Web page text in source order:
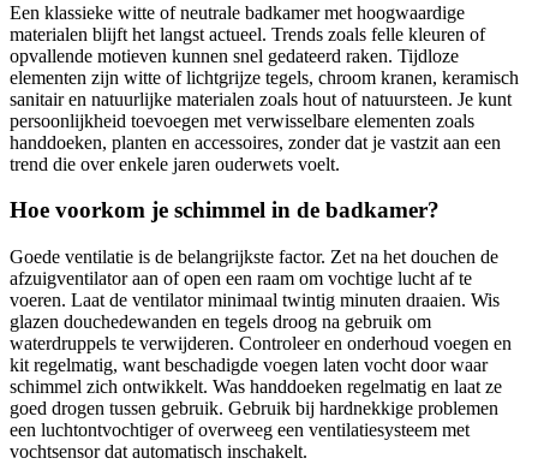
Een klassieke witte of neutrale badkamer met hoogwaardige
materialen blijft het langst actueel. Trends zoals felle kleuren of
opvallende motieven kunnen snel gedateerd raken. Tijdloze
elementen zijn witte of lichtgrijze tegels, chroom kranen, keramisch
sanitair en natuurlijke materialen zoals hout of natuursteen. Je kunt
persoonlijkheid toevoegen met verwisselbare elementen zoals
handdoeken, planten en accessoires, zonder dat je vastzit aan een
trend die over enkele jaren ouderwets voelt.
Hoe voorkom je schimmel in de badkamer?
Goede ventilatie is de belangrijkste factor. Zet na het douchen de
afzuigventilator aan of open een raam om vochtige lucht af te
voeren. Laat de ventilator minimaal twintig minuten draaien. Wis
glazen douchedewanden en tegels droog na gebruik om
waterdruppels te verwijderen. Controleer en onderhoud voegen en
kit regelmatig, want beschadigde voegen laten vocht door waar
schimmel zich ontwikkelt. Was handdoeken regelmatig en laat ze
goed drogen tussen gebruik. Gebruik bij hardnekkige problemen
een luchtontvochtiger of overweeg een ventilatiesysteem met
vochtsensor dat automatisch inschakelt.